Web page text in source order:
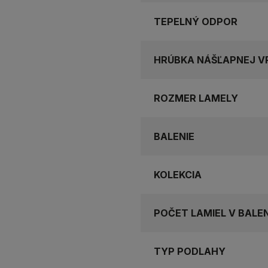
TEPELNÝ ODPOR
HRÚBKA NÁŠĽAPNEJ
ROZMER LAMELY
BALENIE
KOLEKCIA
POČET LAMIEL V
TYP PODLAHY